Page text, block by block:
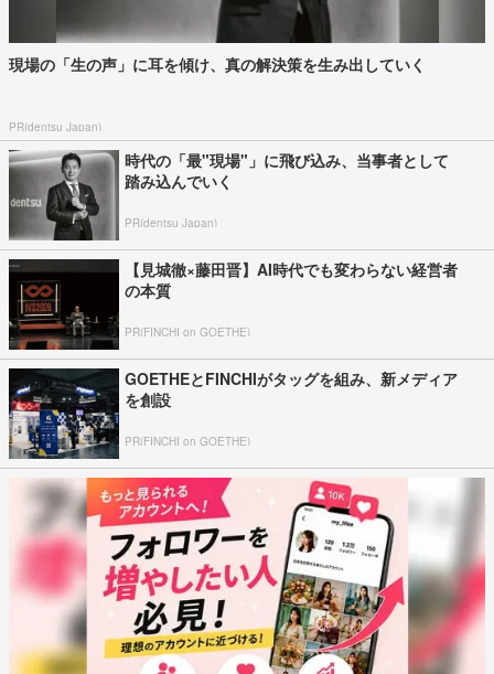
現場の「生の声」に耳を傾け、真の解決策を生み出していく
PR(dentsu Japan)
時代の「最"現場"」に飛び込み、当事者として
踏み込んでいく
PR(dentsu Japan)
【見城徹×藤田晋】AI時代でも変わらない経営者
の本質
PR(FINCHI on GOETHE)
GOETHEとFINCHIがタッグを組み、新メディア
を創設
PR(FINCHI on GOETHE)